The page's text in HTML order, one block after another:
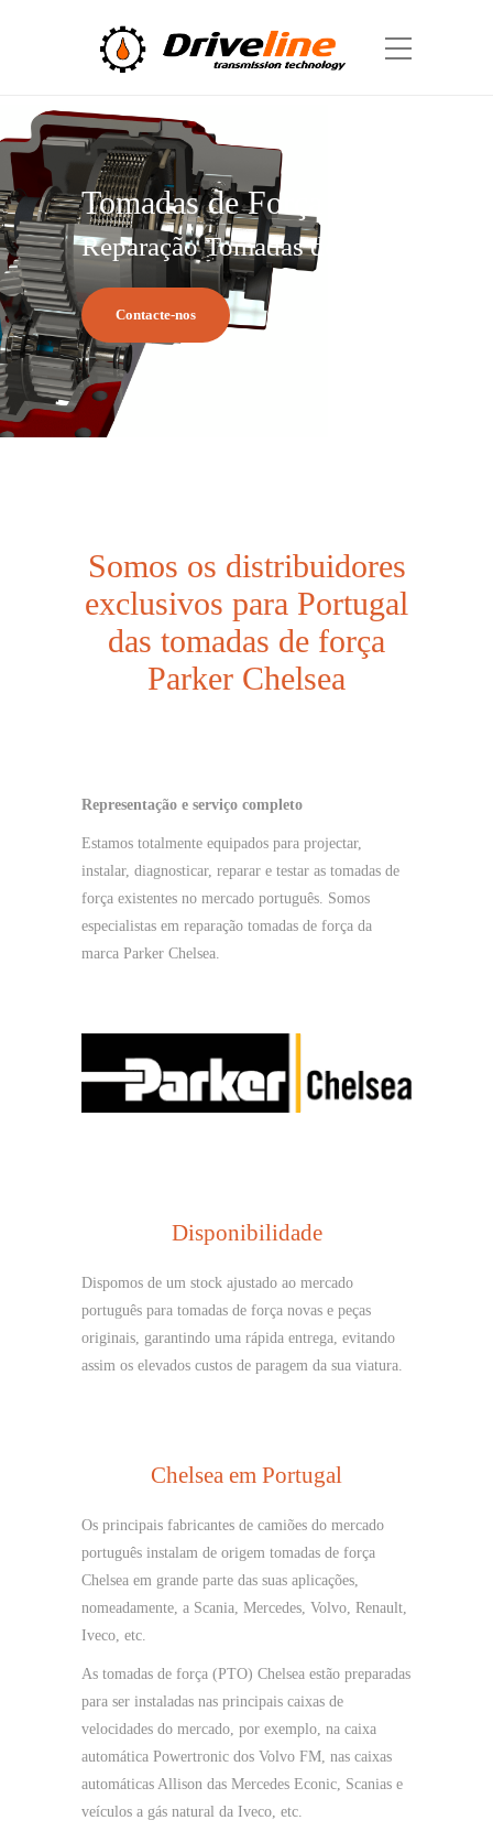
Tomadas de Força
Reparação Tomadas de Força
Contacte-nos
Somos os distribuidores
exclusivos para Portugal
das tomadas de força
Parker Chelsea
Representação e serviço completo
Estamos totalmente equipados para projectar,
instalar, diagnosticar, reparar e testar as tomadas de
força existentes no mercado português. Somos
especialistas em reparação tomadas de força da
marca Parker Chelsea.
Disponibilidade
Dispomos de um stock ajustado ao mercado
português para tomadas de força novas e peças
originais, garantindo uma rápida entrega, evitando
assim os elevados custos de paragem da sua viatura.
Chelsea em Portugal
Os principais fabricantes de camiões do mercado
português instalam de origem tomadas de força
Chelsea em grande parte das suas aplicações,
nomeadamente, a Scania, Mercedes, Volvo, Renault,
Iveco, etc.
As tomadas de força (PTO) Chelsea estão preparadas
para ser instaladas nas principais caixas de
velocidades do mercado, por exemplo, na caixa
automática Powertronic dos Volvo FM, nas caixas
automáticas Allison das Mercedes Econic, Scanias e
veículos a gás natural da Iveco, etc.